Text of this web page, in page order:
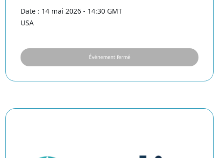
Date : 14 mai 2026 - 14:30 GMT
USA
Événement fermé